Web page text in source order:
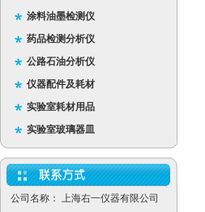
涂料油墨检测仪
药品检测分析仪
公路石油分析仪
仪器配件及耗材
实验室耗材用品
实验室玻璃器皿
公司名称： 上海右一仪器有限公司